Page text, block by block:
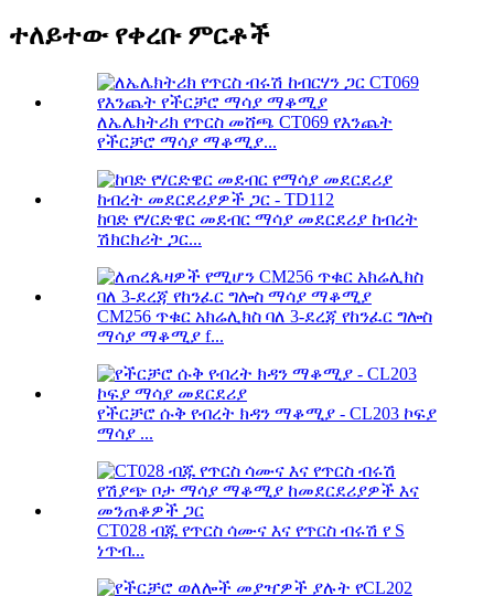
ተለይተው የቀረቡ ምርቶች
ለኤሌክትሪክ የጥርስ መሸጫ CT069 የእንጨት
የችርቻሮ ማሳያ ማቆሚያ...
ከባድ የሃርድዌር መደብር ማሳያ መደርደሪያ ከብረት
ሽክርክሪት ጋር...
CM256 ጥቁር አክሬሊክስ ባለ 3-ደረጃ የከንፈር ግሎስ
ማሳያ ማቆሚያ f...
የችርቻሮ ሱቅ የብረት ክዳን ማቆሚያ - CL203 ኮፍያ
ማሳያ ...
CT028 ብጁ የጥርስ ሳሙና እና የጥርስ ብሩሽ የ S
ነጥብ...